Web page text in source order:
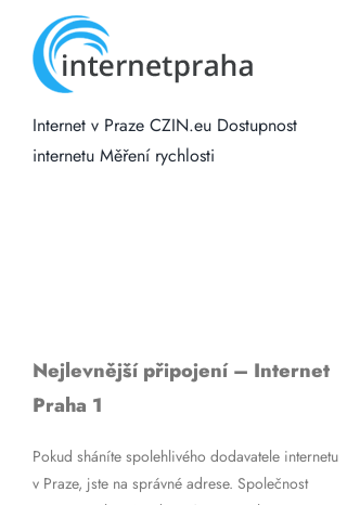
Internet v Praze CZIN.eu Dostupnost
internetu Měření rychlosti
Nejlevnější připojení – Internet
Praha 1
Pokud sháníte spolehlivého dodavatele internetu
v Praze, jste na správné adrese. Společnost